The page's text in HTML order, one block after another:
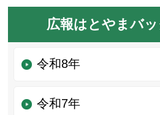
広報はとやまバ
令和8年
令和7年